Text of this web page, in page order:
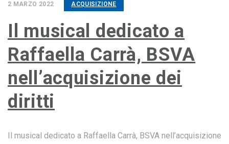
2 MARZO 2022 ACQUISIZIONE
Il musical dedicato a
Raffaella Carrà, BSVA
nell’acquisizione dei
diritti
Il musical dedicato a Raffaella Carrà, BSVA nell’acquisizione